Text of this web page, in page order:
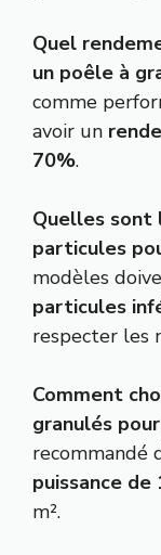
Quel
un poêle à
comme
avoir un
70%.
Quelles sont
particules
modèles
particules
respecter les
Comment
granulés
recommandé
puissance de
m².